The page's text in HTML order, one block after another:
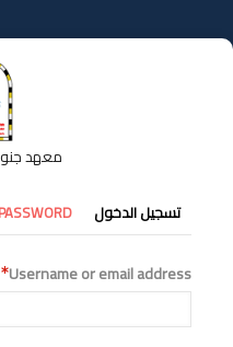
إلى
المحتوى
معهد
التبويبات
الأساسية
تسجيل الدخول
Username or email address